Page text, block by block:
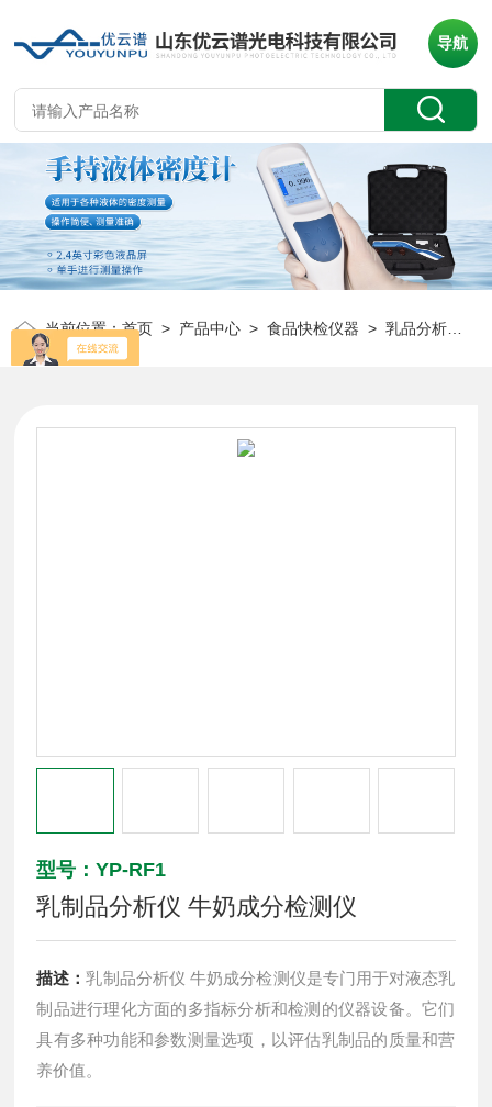
导航
当前位置：首页 > 产品中心 >食品快检仪器 >乳品分析仪/体细胞计数仪
型号：YP-RF1
乳制品分析仪 牛奶成分检测仪
描述：乳制品分析仪 牛奶成分检测仪是专门用于对液态乳
制品进行理化方面的多指标分析和检测的仪器设备。它们
具有多种功能和参数测量选项，以评估乳制品的质量和营
养价值。